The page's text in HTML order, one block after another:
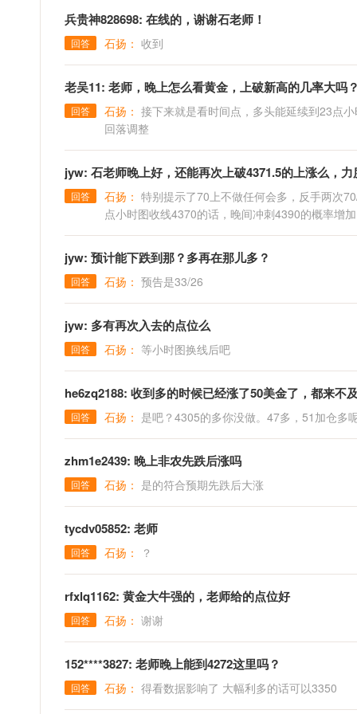
兵贵神828698: 在线的，谢谢石老师！
回答 石扬： 收到
老吴11: 老师，晚上怎么看黄金，上破新高的几率大吗
回答 石扬： 接下来就是看时间点，多头能延续到23点
回落调整
jyw: 石老师晚上好，还能再次上破4371.5的上涨么，力
回答 石扬： 特别提示了70上不做任何会多，反手两次
点小时图收线4370的话，晚间冲刺4390的概率增
jyw: 预计能下跌到那？多再在那儿多？
回答 石扬： 预告是33/26
jyw: 多有再次入去的点位么
回答 石扬： 等小时图换线后吧
he6zq2188: 收到多的时候已经涨了50美金了，都来不
回答 石扬： 是吧？4305的多你没做。47多，51加仓多
zhm1e2439: 晚上非农先跌后涨吗
回答 石扬： 是的符合预期先跌后大涨
tycdv05852: 老师
回答 石扬： ？
rfxlq1162: 黄金大牛强的，老师给的点位好
回答 石扬： 谢谢
152****3827: 老师晚上能到4272这里吗？
回答 石扬： 得看数据影响了 大幅利多的话可以3350